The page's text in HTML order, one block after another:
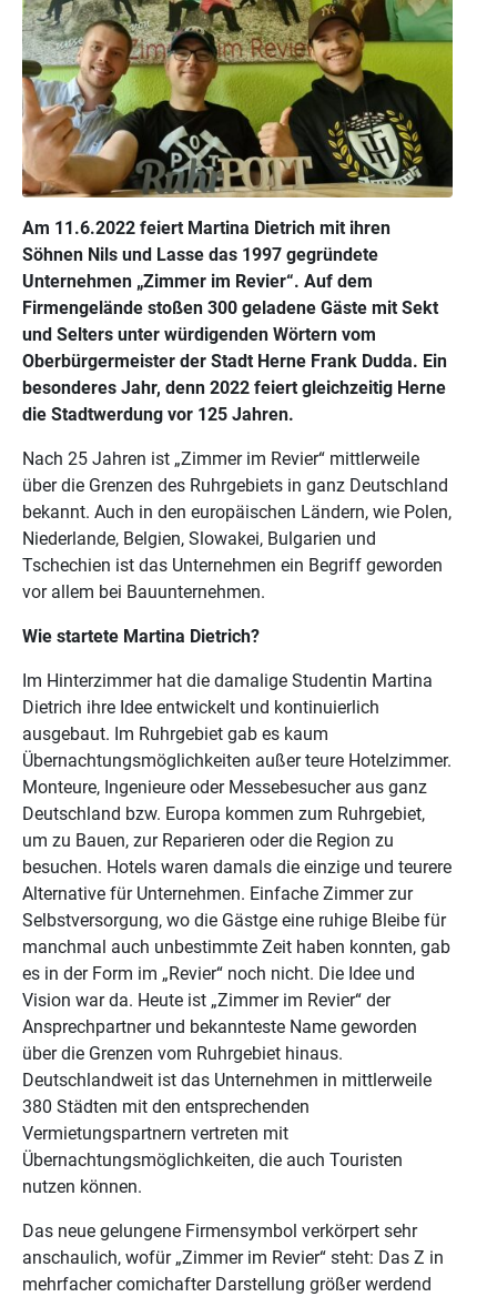
Am 11.6.2022 feiert Martina Dietrich mit ihren
Söhnen Nils und Lasse das 1997 gegründete
Unternehmen „Zimmer im Revier“. Auf dem
Firmengelände stoßen 300 geladene Gäste mit Sekt
und Selters unter würdigenden Wörtern vom
Oberbürgermeister der Stadt Herne Frank Dudda. Ein
besonderes Jahr, denn 2022 feiert gleichzeitig Herne
die Stadtwerdung vor 125 Jahren.
Nach 25 Jahren ist „Zimmer im Revier“ mittlerweile
über die Grenzen des Ruhrgebiets in ganz Deutschland
bekannt. Auch in den europäischen Ländern, wie Polen,
Niederlande, Belgien, Slowakei, Bulgarien und
Tschechien ist das Unternehmen ein Begriff geworden
vor allem bei Bauunternehmen.
Wie startete Martina Dietrich?
Im Hinterzimmer hat die damalige Studentin Martina
Dietrich ihre Idee entwickelt und kontinuierlich
ausgebaut. Im Ruhrgebiet gab es kaum
Übernachtungsmöglichkeiten außer teure Hotelzimmer.
Monteure, Ingenieure oder Messebesucher aus ganz
Deutschland bzw. Europa kommen zum Ruhrgebiet,
um zu Bauen, zur Reparieren oder die Region zu
besuchen. Hotels waren damals die einzige und teurere
Alternative für Unternehmen. Einfache Zimmer zur
Selbstversorgung, wo die Gästge eine ruhige Bleibe für
manchmal auch unbestimmte Zeit haben konnten, gab
es in der Form im „Revier“ noch nicht. Die Idee und
Vision war da. Heute ist „Zimmer im Revier“ der
Ansprechpartner und bekannteste Name geworden
über die Grenzen vom Ruhrgebiet hinaus.
Deutschlandweit ist das Unternehmen in mittlerweile
380 Städten mit den entsprechenden
Vermietungspartnern vertreten mit
Übernachtungsmöglichkeiten, die auch Touristen
nutzen können.
Das neue gelungene Firmensymbol verkörpert sehr
anschaulich, wofür „Zimmer im Revier“ steht: Das Z in
mehrfacher comichafter Darstellung größer werdend